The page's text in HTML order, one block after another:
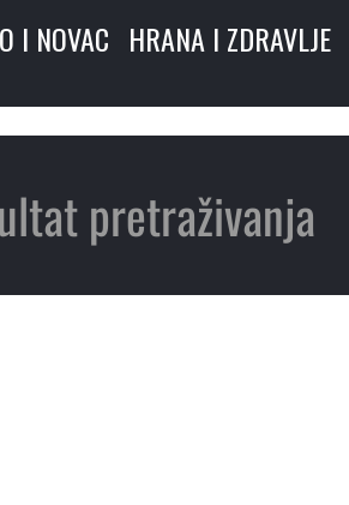
I NOVAC HRANA I ZDRAVLJE
pretraživanja